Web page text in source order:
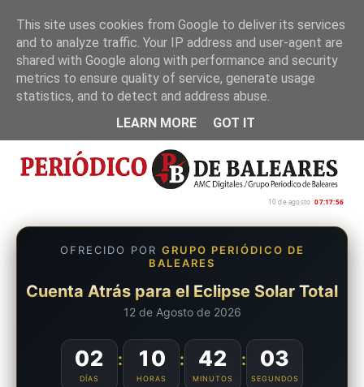
Inicio Nosotros Política de privacidad
10 de agosto 07:17:57
OFRECIDO POR GRUPO PERIÓDICO DE
BALEARES
Cuenta Atrás para el Eclipse Solar Total
12 de Agosto de 2026
02
DÍAS
: 10
HORAS
: 42
MINUTOS
: 02
SEGUNDOS
This site uses cookies from Google to deliver its services
and to analyze traffic. Your IP address and user-agent are
shared with Google along with performance and security
metrics to ensure quality of service, generate usage
statistics, and to detect and address abuse.
LEARN MORE
GOT IT